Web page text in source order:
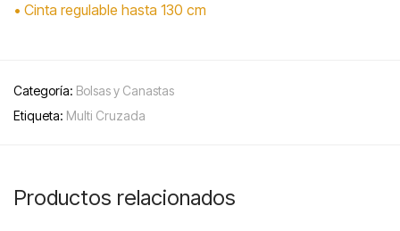
• Cinta regulable hasta 130 cm
Categoría: Bolsas y Canastas
Etiqueta: Multi Cruzada
Productos relacionados